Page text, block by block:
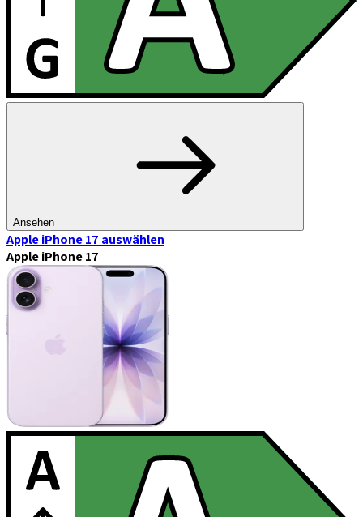
Ansehen
Apple iPhone 17 auswählen
Apple iPhone 17